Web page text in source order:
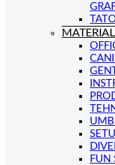
CANI
FUN